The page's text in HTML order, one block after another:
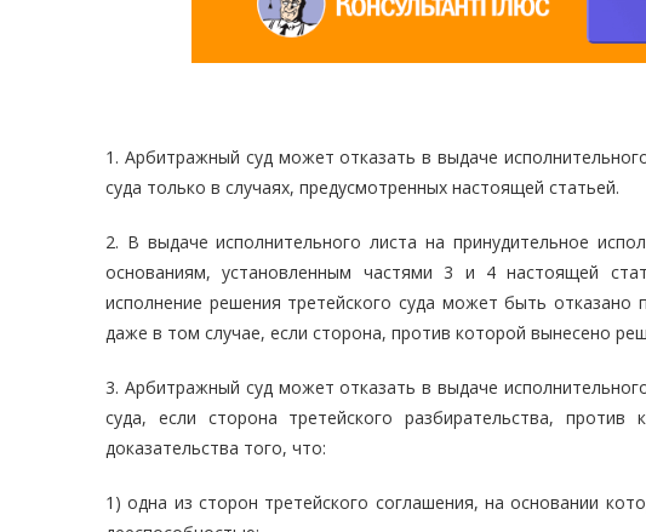
1. Арбитражный суд может отказать в выдаче
суда только в случаях, предусмотренных настоящей статьей.
2. В выдаче исполнительного листа на принудительное
основаниям, установленным частями 3 и 4 настоящей
исполнение решения третейского суда может быть
даже в том случае, если сторона, против которой вынесено
3. Арбитражный суд может отказать в выдаче
суда, если сторона третейского разбирательства,
доказательства того, что:
1) одна из сторон третейского соглашения, на основании